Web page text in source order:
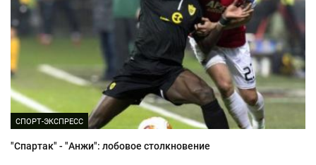
СПОРТ-ЭКСПРЕСС
"Спартак" - "Анжи": лобовое столкновение